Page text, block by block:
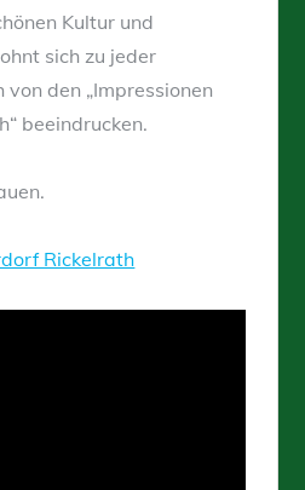
Kultur und
sich zu jeder
von den „Impressionen
beeindrucken.
Rickelrath